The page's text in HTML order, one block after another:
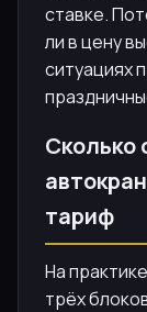
ставке.
ли в цену
ситуациях
Сколько
тариф
На
трёх